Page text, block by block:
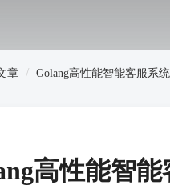
章 Golang高性能智能客服系
高性能智